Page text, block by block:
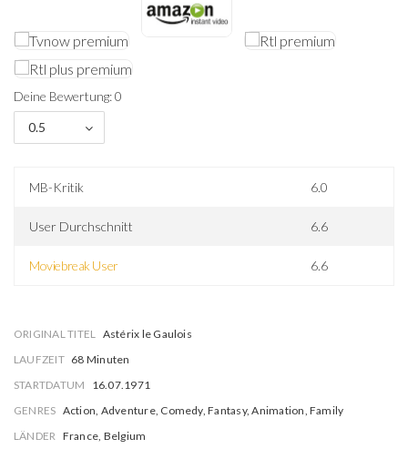
Deine Bewertung: 0
0.5
MB-Kritik 6.0
User Durchschnitt 6.6
Moviebreak User 6.6
ORIGINAL TITEL Astérix le Gaulois
LAUFZEIT 68 Minuten
STARTDATUM
16.07.1971
GENRES Action, Adventure, Comedy, Fantasy, Animation, Family
LÄNDER France, Belgium